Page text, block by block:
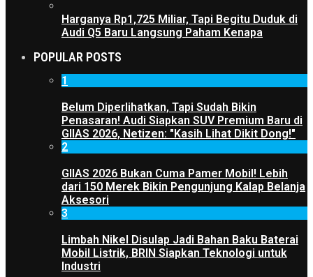
Harganya Rp1,725 Miliar, Tapi Begitu Duduk di
Audi Q5 Baru Langsung Paham Kenapa
POPULAR POSTS
1
Belum Diperlihatkan, Tapi Sudah Bikin
Penasaran! Audi Siapkan SUV Premium Baru di
GIIAS 2026, Netizen: "Kasih Lihat Dikit Dong!"
2
GIIAS 2026 Bukan Cuma Pamer Mobil! Lebih
dari 150 Merek Bikin Pengunjung Kalap Belanja
Aksesori
3
Limbah Nikel Disulap Jadi Bahan Baku Baterai
Mobil Listrik, BRIN Siapkan Teknologi untuk
Industri